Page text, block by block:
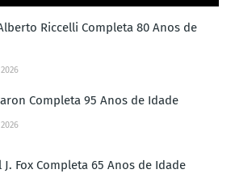
Riccelli Completa 80 Anos de
2026
Completa 95 Anos de Idade
2026
J. Fox Completa 65 Anos de Idade